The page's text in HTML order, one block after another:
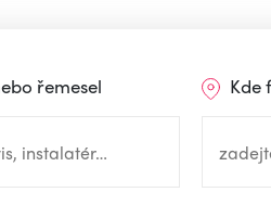
řemesel Kde